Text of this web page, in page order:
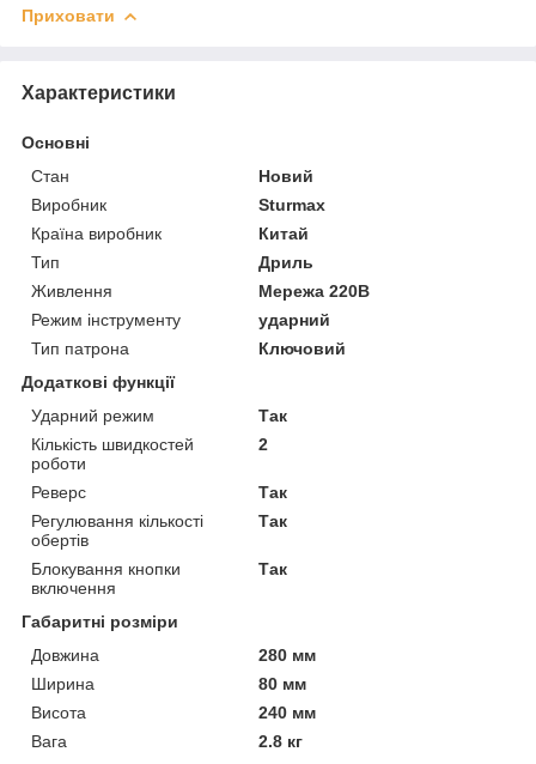
Приховати
Характеристики
Основні
Стан
Новий
Виробник
Sturmax
Країна виробник
Китай
Тип
Дриль
Живлення
Мережа 220В
Режим інструменту
ударний
Тип патрона
Ключовий
Додаткові функції
Ударний режим
Так
Кількість швидкостей
роботи
2
Реверс
Так
Регулювання кількості
обертів
Так
Блокування кнопки
включення
Так
Габаритні розміри
Довжина
280 мм
Ширина
80 мм
Висота
240 мм
Вага
2.8 кг